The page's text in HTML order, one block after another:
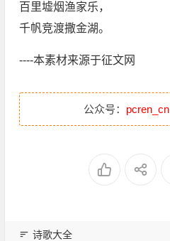
百里墟烟渔家乐，
千帆竞渡撒金湖。
----本素材来源于征文网
公众号： pcren_cn
诗歌大全